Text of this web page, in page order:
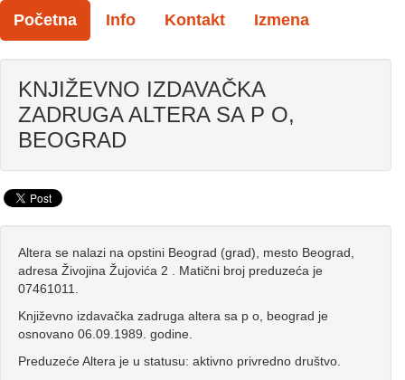
Početna Info Kontakt Izmena
KNJIŽEVNO IZDAVAČKA
ZADRUGA ALTERA SA P O,
BEOGRAD
Altera se nalazi na opstini Beograd (grad), mesto Beograd,
adresa Živojina Žujovića 2 . Matični broj preduzeća je
07461011.
Književno izdavačka zadruga altera sa p o, beograd je
osnovano 06.09.1989. godine.
Preduzeće Altera je u statusu: aktivno privredno društvo.